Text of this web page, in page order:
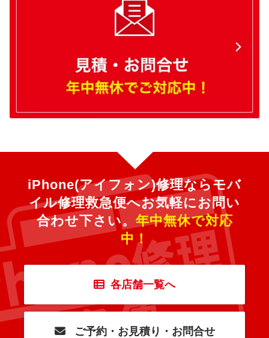
iPhone(アイフォン)修理ならモバ
イル修理救急便へお気軽にお問い
合わせ下さい。 年中無休で対応
中！
各店舗一覧へ
ご予約・お見積り・お問合せ